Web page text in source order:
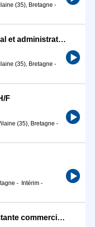
(35), Bretagne -
Chargé(e) de suivi commercial et administration des ventes (H/F)
(35), Bretagne -
F
(35), Bretagne -
- Intérim -
Assistant commercial / Assistante commerciale